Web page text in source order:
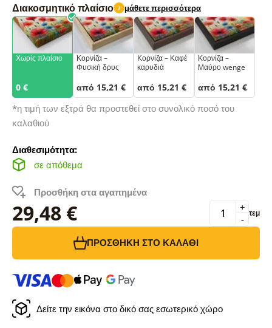
Διακοσμητικό πλαίσιο i μάθετε περισσότερα
Χωρίς πλαίσιο
0 €
Κορνίζα –
Φυσική δρυς
από 15,21 €
Κορνίζα – Καφέ
καρυδιά
από 15,21 €
Κορνίζα –
Μαύρο wenge
από 15,21 €
*η τιμή των εξτρά θα προστεθεί στο συνολικό ποσό του
καλαθιού
Διαθεσιμότητα:
σε απόθεμα
Προσθήκη στα αγαπημένα
29,48 € -
+ τεμ
ΠΡΟΣΘΉΚΗ ΣΤΟ ΚΑΛΆΘΙ
Δείτε την εικόνα στο δικό σας εσωτερικό χώρο